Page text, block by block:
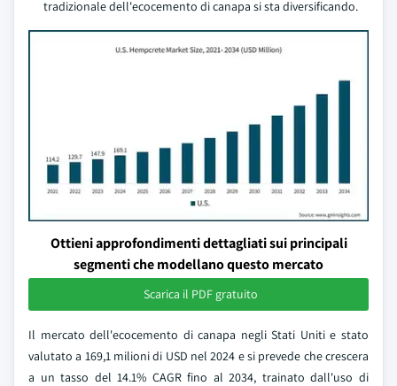
tradizionale dell'ecocemento di canapa si sta diversificando.
Ottieni approfondimenti dettagliati sui principali
segmenti che modellano questo mercato
Scarica il PDF gratuito
Il mercato dell'ecocemento di canapa negli Stati Uniti e stato
valutato a 169,1 milioni di USD nel 2024 e si prevede che crescera
a un tasso del 14.1% CAGR fino al 2034, trainato dall'uso di